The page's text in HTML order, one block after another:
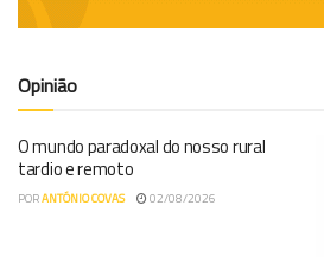
Opinião
O mundo paradoxal do nosso rural
tardio e remoto
PORANTÓNIO COVAS 02/08/2026